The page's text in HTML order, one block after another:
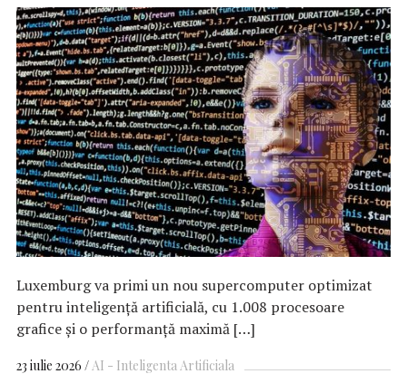
Luxemburg va primi un nou supercomputer optimizat
pentru inteligență artificială, cu 1.008 procesoare
grafice și o performanță maximă […]
23 iulie 2026 AI - Inteligenta Artificiala